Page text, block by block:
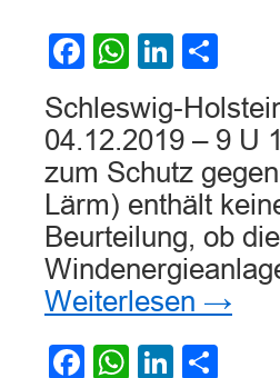
Facebook
WhatsApp
Schleswig-
04.12.2019 – 9 U
zum Schutz
Lärm) enthält
Beurteilung, ob
Weiterlesen →
Facebook
WhatsApp